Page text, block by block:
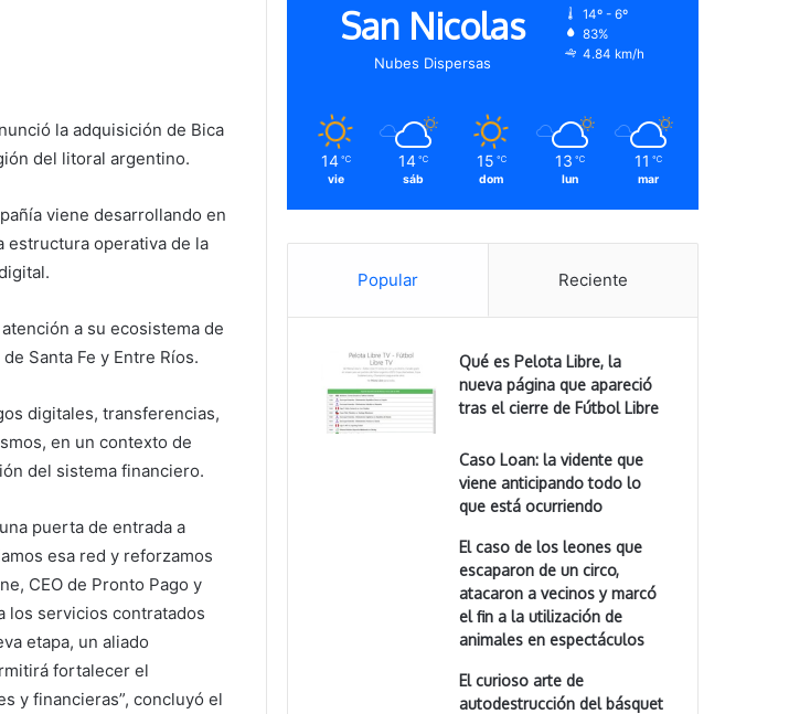
la adquisición de Bica
del litoral argentino.
viene desarrollando en
estructura operativa de la
a su ecosistema de
Santa Fe y Entre Ríos.
digitales, transferencias,
en un contexto de
del sistema financiero.
puerta de entrada a
esa red y reforzamos
CEO de Pronto Pago y
los servicios contratados
etapa, un aliado
fortalecer el
y financieras”, concluyó el
San Nicolas
Nubes Dispersas
14º - 6º
83%
4.84 km/h
14 ℃
vie
14 ℃
sáb
15 ℃
dom
13 ℃
lun
11 ℃
mar
Popular Reciente
Qué es Pelota Libre, la
nueva página que apareció
tras el cierre de Fútbol Libre
Caso Loan: la vidente que
viene anticipando todo lo
que está ocurriendo
El caso de los leones que
escaparon de un circo,
atacaron a vecinos y marcó
el fin a la utilización de
animales en espectáculos
El curioso arte de
autodestrucción del básquet